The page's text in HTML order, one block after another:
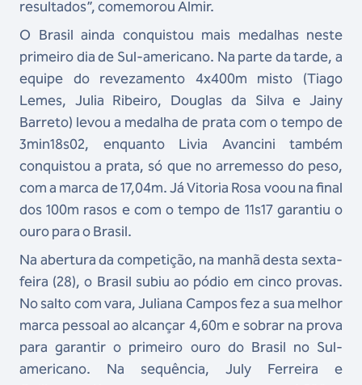
resultados”, comemorou Almir.
O Brasil ainda conquistou mais medalhas neste
primeiro dia de Sul-americano. Na parte da tarde, a
equipe do revezamento 4x400m misto (Tiago
Lemes, Julia Ribeiro, Douglas da Silva e Jainy
Barreto) levou a medalha de prata com o tempo de
3min18s02, enquanto Livia Avancini também
conquistou a prata, só que no arremesso do peso,
com a marca de 17,04m. Já Vitoria Rosa voou na final
dos 100m rasos e com o tempo de 11s17 garantiu o
ouro para o Brasil.
Na abertura da competição, na manhã desta sexta-
feira (28), o Brasil subiu ao pódio em cinco provas.
No salto com vara, Juliana Campos fez a sua melhor
marca pessoal ao alcançar 4,60m e sobrar na prova
para garantir o primeiro ouro do Brasil no Sul-
americano. Na sequência, July Ferreira e